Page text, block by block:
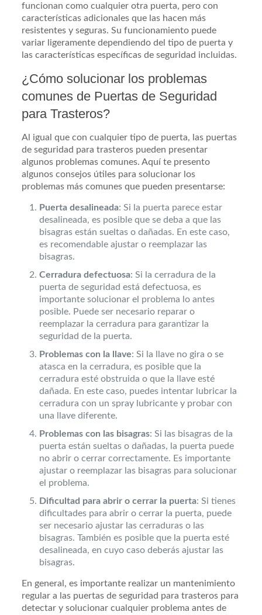
funcionan como cualquier otra puerta, pero con
características adicionales que las hacen más
resistentes y seguras. Su funcionamiento puede
variar ligeramente dependiendo del tipo de puerta y
las características específicas de seguridad incluidas.
¿Cómo solucionar los problemas
comunes de Puertas de Seguridad
para Trasteros?
Al igual que con cualquier tipo de puerta, las puertas
de seguridad para trasteros pueden presentar
algunos problemas comunes. Aquí te presento
algunos consejos útiles para solucionar los
problemas más comunes que pueden presentarse:
Puerta desalineada: Si la puerta parece estar
desalineada, es posible que se deba a que las
bisagras están sueltas o dañadas. En este caso,
es recomendable ajustar o reemplazar las
bisagras.
Cerradura defectuosa: Si la cerradura de la
puerta de seguridad está defectuosa, es
importante solucionar el problema lo antes
posible. Puede ser necesario reparar o
reemplazar la cerradura para garantizar la
seguridad de la puerta.
Problemas con la llave: Si la llave no gira o se
atasca en la cerradura, es posible que la
cerradura esté obstruida o que la llave esté
dañada. En este caso, puedes intentar lubricar la
cerradura con un spray lubricante y probar con
una llave diferente.
Problemas con las bisagras: Si las bisagras de la
puerta están sueltas o dañadas, la puerta puede
no abrir o cerrar correctamente. Es importante
ajustar o reemplazar las bisagras para solucionar
el problema.
Dificultad para abrir o cerrar la puerta: Si tienes
dificultades para abrir o cerrar la puerta, puede
ser necesario ajustar las cerraduras o las
bisagras. También es posible que la puerta esté
desalineada, en cuyo caso deberás ajustar las
bisagras.
En general, es importante realizar un mantenimiento
regular a las puertas de seguridad para trasteros para
detectar y solucionar cualquier problema antes de